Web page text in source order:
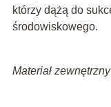
którzy dążą do
środowiskowego.
Materiał zewnętrzny